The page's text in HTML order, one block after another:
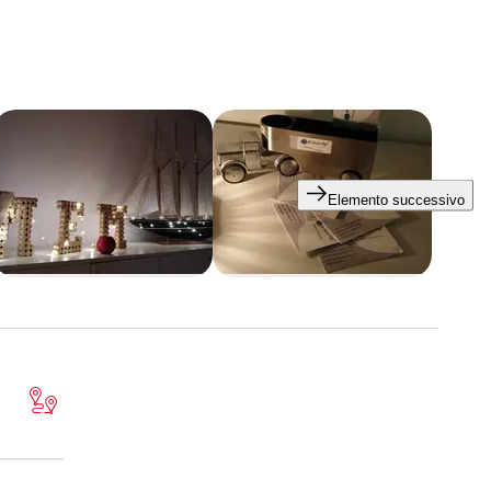
dogane di confine.
e successive rispedizioni, oltre all’eventuale
modo a offrire servizi rapidi e competitivi per ogni tipo
Elemento successivo